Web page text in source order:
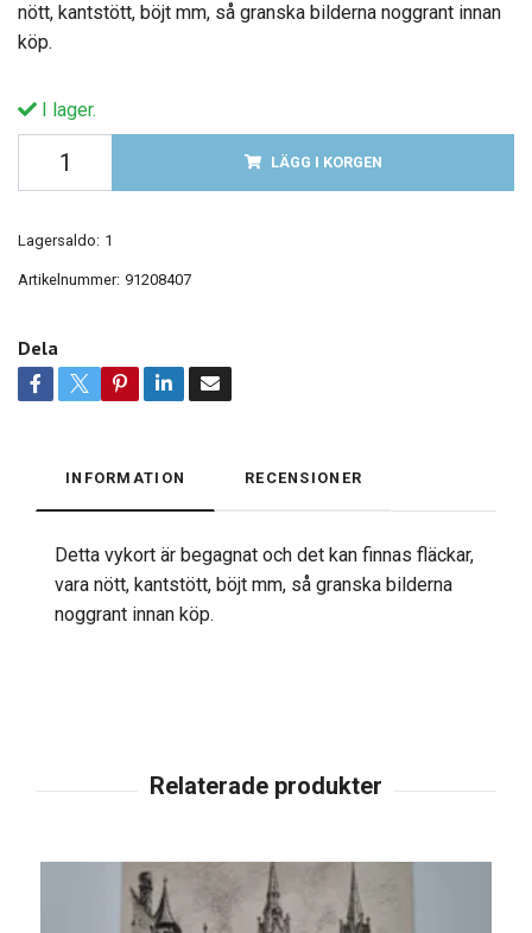
nött, kantstött, böjt mm, så granska bilderna noggrant innan
köp.
I lager.
LÄGG I KORGEN
Lagersaldo: 1
Artikelnummer: 91208407
Dela
INFORMATION RECENSIONER
Detta vykort är begagnat och det kan finnas fläckar,
vara nött, kantstött, böjt mm, så granska bilderna
noggrant innan köp.